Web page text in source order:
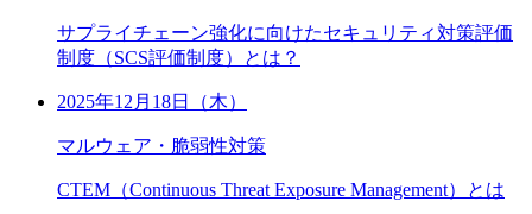
サプライチェーン強化に向けたセキュリティ対策評価
制度（SCS評価制度）とは？
2025年12月18日（木）
マルウェア・脆弱性対策
CTEM（Continuous Threat Exposure Management）とは